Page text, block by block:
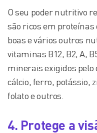
O seu poder nutritivo
são ricos em
boas e vários outros
vitaminas B12, B2, A,
minerais exigidos
cálcio, ferro, potássio,
folato e outros.
4. Protege a